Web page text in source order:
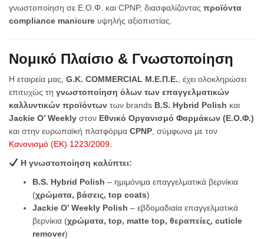
γνωστοποίηση σε Ε.Ο.Φ. και CPNP, διασφαλίζοντας προϊόντα
compliance manicure υψηλής αξιοπιστίας.
Νομικό Πλαίσιο & Γνωστοποίηση
Η εταιρεία μας, G.K. COMMERCIAL Μ.Ε.Π.Ε. , έχει ολοκληρώσει
επιτυχώς τη γνωστοποίηση όλων των επαγγελματικών
καλλυντικών προϊόντων των brands B.S. Hybrid Polish και
Jackie O’ Weekly στον Εθνικό Οργανισμό Φαρμάκων (Ε.Ο.Φ.)
και στην ευρωπαϊκή πλατφόρμα CPNP , σύμφωνα με τον
Κανονισμό (ΕΚ) 1223/2009
Η γνωστοποίηση καλύπτει:
B.S. Hybrid Polish – ημιμόνιμα επαγγελματικά βερνίκια
(χρώματα, βάσεις, top coats)
Jackie O’ Weekly Polish – εβδομαδιαία επαγγελματικά
βερνίκια (χρώματα, top, matte top, θεραπείες, cuticle
remover)